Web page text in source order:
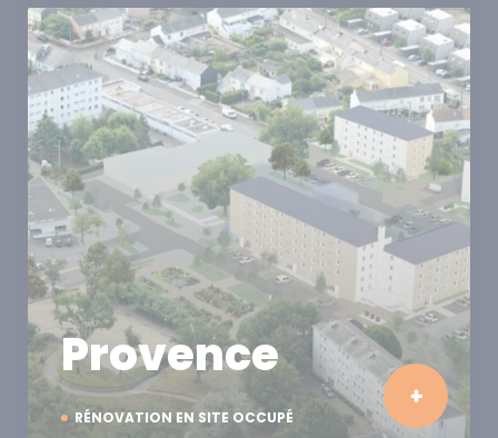
RÉNOVATION EN SITE OCCUPÉ
Provence